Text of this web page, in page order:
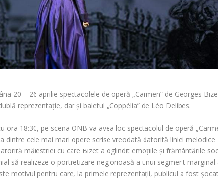
20 – 26 aprilie spectacolele de operă „Carmen” de Georges
reprezentație, dar și baletul „Coppélia” de Léo Delibes.
ora 18:30, pe scena ONB va avea loc spectacolul de operă
dintre cele mai mari opere scrise vreodată datorită liniei melodice
măiestriei cu care Bizet a oglindit emoțiile și frământările
să realizeze o portretizare neglorioasă a unui segment marginal
motivul pentru care, la primele reprezentații, publicul a fost